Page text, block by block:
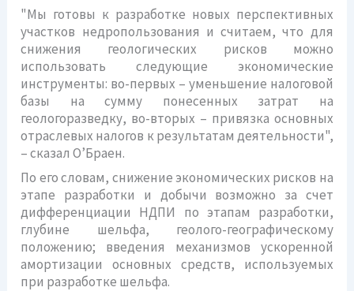
"Мы готовы к разработке новых перспективных
участков недропользования и считаем, что для
снижения геологических рисков можно
использовать следующие экономические
инструменты: во-первых – уменьшение налоговой
базы на сумму понесенных затрат на
геологоразведку, во-вторых – привязка основных
отраслевых налогов к результатам деятельности",
– сказал О’Браен.
По его словам, снижение экономических рисков на
этапе разработки и добычи возможно за счет
дифференциации НДПИ по этапам разработки,
глубине шельфа, геолого-географическому
положению; введения механизмов ускоренной
амортизации основных средств, используемых
при разработке шельфа.